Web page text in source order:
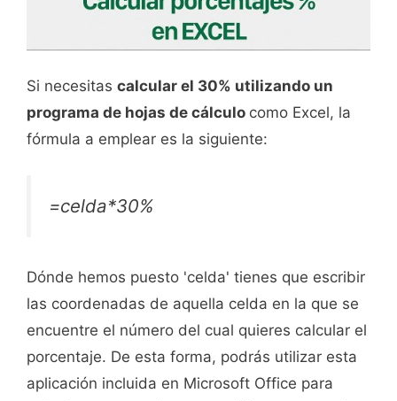
Si necesitas calcular el 30% utilizando un
programa de hojas de cálculo como Excel, la
fórmula a emplear es la siguiente:
=celda*30%
Dónde hemos puesto 'celda' tienes que escribir
las coordenadas de aquella celda en la que se
encuentre el número del cual quieres calcular el
porcentaje. De esta forma, podrás utilizar esta
aplicación incluida en Microsoft Office para